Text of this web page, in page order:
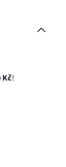
Kč!